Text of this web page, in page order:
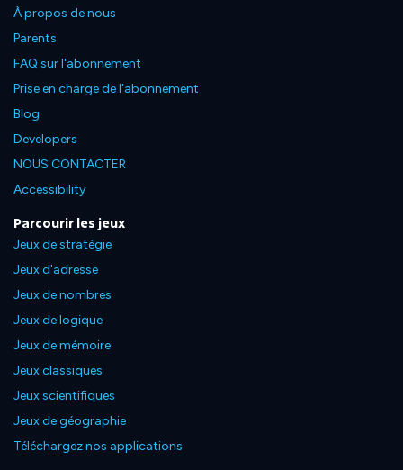
À propos de nous
Parents
FAQ sur l'abonnement
Prise en charge de l'abonnement
Blog
Developers
NOUS CONTACTER
Accessibility
Parcourir les jeux
Jeux de stratégie
Jeux d'adresse
Jeux de nombres
Jeux de logique
Jeux de mémoire
Jeux classiques
Jeux scientifiques
Jeux de géographie
Téléchargez nos applications